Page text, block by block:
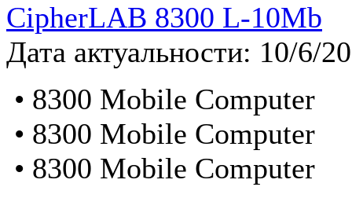
CipherLAB 8300 L-10Mb
Дата актуальности: 10/6/
• 8300 Mobile Computer
• 8300 Mobile Computer
• 8300 Mobile Computer